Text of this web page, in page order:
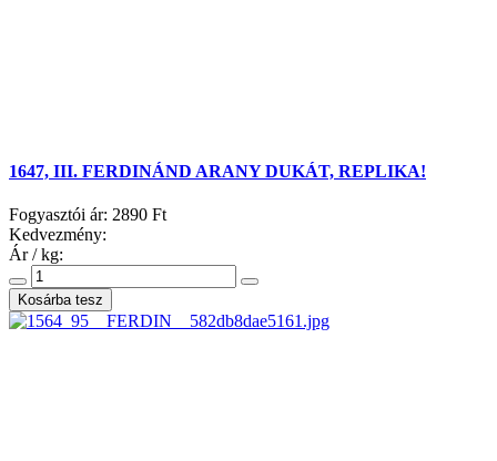
1647, III. FERDINÁND ARANY DUKÁT, REPLIKA!
Fogyasztói ár: 2890 Ft
Kedvezmény:
Ár / kg: